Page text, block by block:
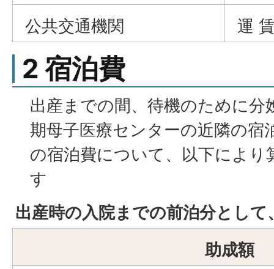
公共交通機関 運
2 宿泊費
出産までの間、待機のために分
期母子医療センターの近隣の宿
の宿泊費について、以下により
す
出産時の入院までの前泊分として
助成額